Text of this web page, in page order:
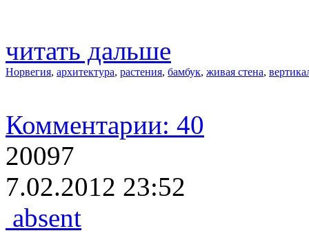
читать дальше
Норвегия, архитектура, растения, бамбук, живая стена,
Комментарии: 40
20097
7.02.2012 23:52
absent